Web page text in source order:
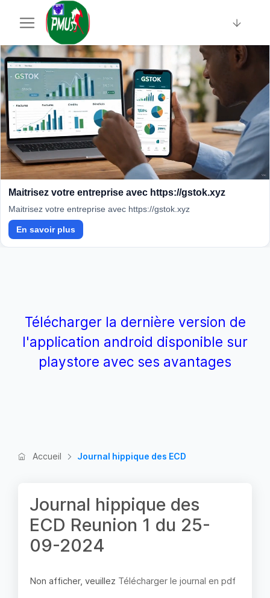
Sponsorisé · Sociallinki
Maitrisez votre entreprise avec https://gstok.xyz
Maitrisez votre entreprise avec https://gstok.xyz
En savoir plus
Télécharger la dernière version de
l'application android disponible sur
playstore avec ses avantages
Accueil Journal hippique des ECD
Journal hippique des
ECD Reunion 1 du 25-
09-2024
Non afficher, veuillez Télécharger le journal en pdf